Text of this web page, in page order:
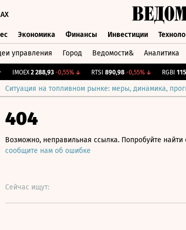
Экономика Финансы Инвестиции
управления Город Ведомости& Аналитика
IMOEX 2 288,93 -0,55%↓ RTSI 890,98 -0,55%↓ RGBI 115,29
Ситуация на топливном рынке: меры, динамика,
404
Возможно, неправильная ссылка. Попробуйте
сообщите нам об ошибке
Сейчас ищут: